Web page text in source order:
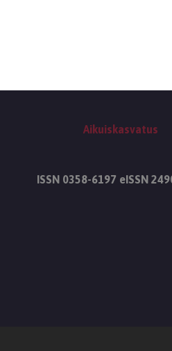
Aikuiskasvatus
ISSN 0358-6197 eISSN